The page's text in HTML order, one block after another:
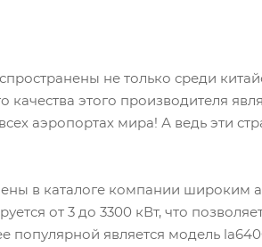
не только среди
этого производителя
аэропортах мира! А ведь эти
в каталоге компании
от 3 до 3300 кВт, что
является модель